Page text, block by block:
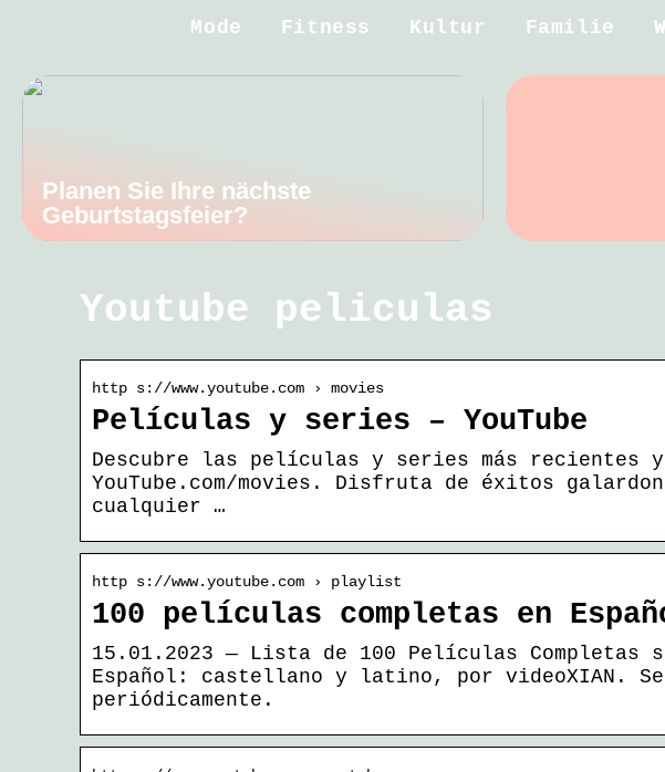
Mode Fitness Kultur Familie
Planen Sie Ihre nächste
Geburtstagsfeier?
Youtube peliculas
http s://www.youtube.com › movies
Películas y series – YouTube
Descubre las películas y series más recientes
YouTube.com/movies. Disfruta de éxitos
cualquier …
http s://www.youtube.com › playlist
100 películas completas en
15.01.2023 — Lista de 100 Películas Completas
Español: castellano y latino, por videoXIAN.
periódicamente.